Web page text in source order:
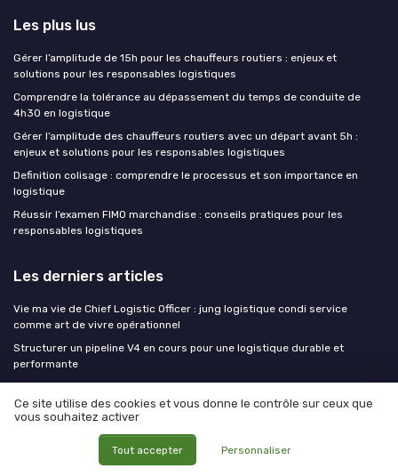
Les plus lus
Gérer l’amplitude de 15h pour les chauffeurs routiers : enjeux et
solutions pour les responsables logistiques
Comprendre la tolérance au dépassement du temps de conduite de
4h30 en logistique
Gérer l’amplitude des chauffeurs routiers avec un départ avant 5h :
enjeux et solutions pour les responsables logistiques
Definition colisage : comprendre le processus et son importance en
logistique
Réussir l’examen FIMO marchandise : conseils pratiques pour les
responsables logistiques
Les derniers articles
Vie ma vie de Chief Logistic Officer : jung logistique condi service
comme art de vivre opérationnel
Structurer un pipeline V4 en cours pour une logistique durable et
performante
Vie ma vie de Chief Logistic Officer : jung logistique condi service
comme modèle d’excellence opérationnelle
profil de commandes
Le 3PL de demain sera-t-il un armateur ? La convergence maritime-
Ce site utilise des cookies et vous donne le contrôle sur ceux que
vous souhaitez activer
Tout accepter Personnaliser